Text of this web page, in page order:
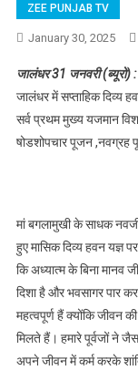
ZEE PUNJAB TV
January 30, 2025
जालंधर 31 जनवरी (ब्यूरो) :
जालंधर में सप्ताहिक दिव्य
सर्व प्रथम मुख्य यजमान
षोडशोपचार पूजन ,नवग्रह
मां बगलामुखी के साधक
हुए मासिक दिव्य हवन यज्ञ
कि अध्यात्म के बिना मानव
दिशा है और भवसागर पार
महत्वपूर्ण हैं क्योंकि जीवन
मिलते हैं। हमारे पूर्वजों ने
अपने जीवन में कर्म करके